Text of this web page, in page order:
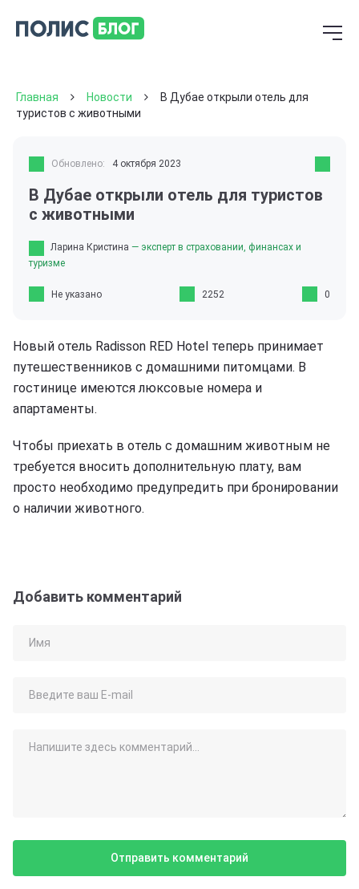
Главная Новости
В Дубае открыли отель для
туристов с животными
Обновлено: 4 октября 2023
В Дубае открыли отель для туристов
с животными
Ларина Кристина — эксперт в страховании, финансах и
туризме
Не указано 2252 0
Новый отель Radisson RED Hotel теперь принимает
путешественников с домашними питомцами. В
гостинице имеются люксовые номера и
апартаменты.
Чтобы приехать в отель с домашним животным не
требуется вносить дополнительную плату, вам
просто необходимо предупредить при бронировании
о наличии животного.
Добавить комментарий